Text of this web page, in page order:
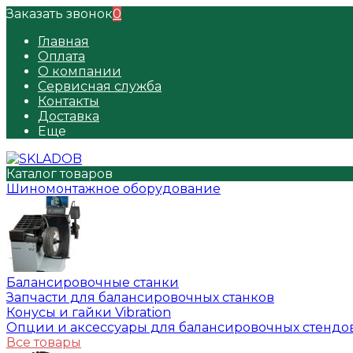
Заказать звонок0
Главная
Оплата
О компании
Сервисная служба
Контакты
Доставка
Еще
Каталог товаров
Шиномонтажное оборудование
Балансировочные станки
Запчасти для балансировочных станков
Конусы и гайки Vibration
Опции и аксессуары для балансировочных
Все товары